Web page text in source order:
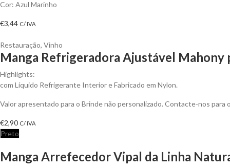
Cor: Azul Marinho
€3,44 C/ IVA
Restauração, Vinho
Manga Refrigeradora Ajustável Mahony
Highlights:
com Líquido Refrigerante Interior e Fabricado em Nylon.
Valor apresentado para o Brinde não personalizado. Contacte-nos
€2,90 C/ IVA
Preto
Manga Arrefecedor Vipal da Linha